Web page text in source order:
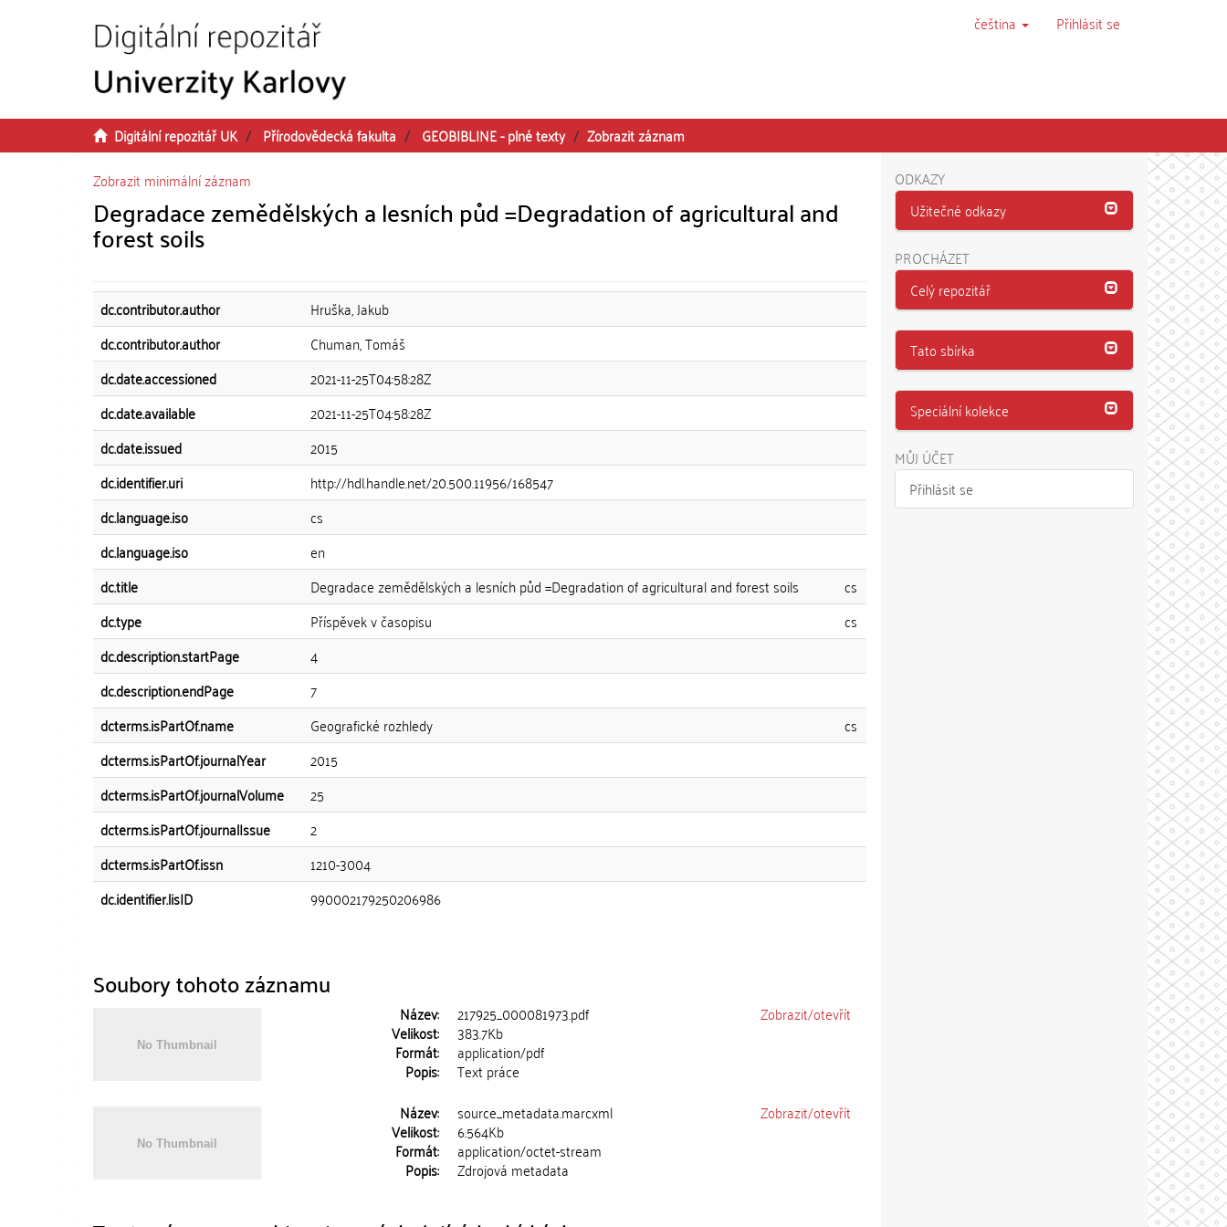
čeština Přihlásit se
Digitální repozitář UK Přírodovědecká fakulta GEOBIBLINE - plné texty
Zobrazit záznam
Zobrazit minimální záznam
Degradace zemědělských a lesních půd =Degradation of agricultural and
forest soils
dc.contributor.author
Hruška, Jakub
dc.contributor.author
Chuman, Tomáš
dc.date.accessioned
2021-11-25T04:58:28Z
dc.date.available
2021-11-25T04:58:28Z
dc.date.issued
2015
dc.identifier.uri
http://hdl.handle.net/20.500.11956/168547
dc.language.iso
cs
dc.language.iso
en
dc.title
Degradace zemědělských a lesních půd =Degradation of agricultural and forest soils
cs
dc.type
Příspěvek v časopisu
cs
dc.description.startPage
4
dc.description.endPage
7
dcterms.isPartOf.name
Geografické rozhledy
cs
dcterms.isPartOf.journalYear
2015
dcterms.isPartOf.journalVolume
25
dcterms.isPartOf.journalIssue
2
dcterms.isPartOf.issn
1210-3004
dc.identifier.lisID
990002179250206986
Soubory tohoto záznamu
Název: 217925_000081973.pdf
Velikost: 383.7Kb
Formát: application/pdf
Popis: Text práce
Zobrazit/otevřít
Název: source_metadata.marcxml
Velikost: 6.564Kb
Formát: application/octet-stream
Popis: Zdrojová metadata
Zobrazit/otevřít
ODKAZY
Užitečné odkazy
PROCHÁZET
Celý repozitář
Tato sbírka
Speciální kolekce
MŮJ ÚČET
Přihlásit se